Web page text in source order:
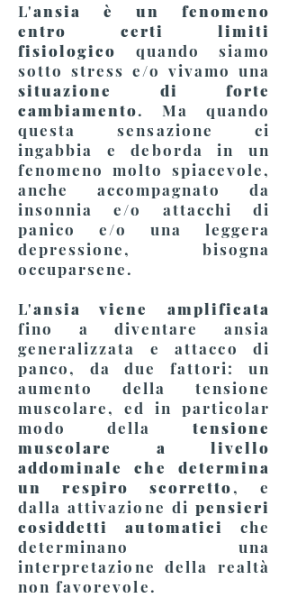
L'ansia è un fenomeno
entro certi limiti
fisiologico
quando siamo
sotto stress e/o vivamo una
situazione di forte
cambiamento. Ma quando
questa sensazione ci
ingabbia e deborda in un
fenomeno molto spiacevole,
anche accompagnato da
insonnia e/o attacchi di
panico e/o una leggera
depressione, bisogna
occuparsene.
L'ansia viene
amplificata
fino a diventare ansia
generalizzata e attacco di
panco, da due fattori: un
aumento della
tensione
muscolare, ed in particolar
modo della tensione
muscolare a livello
addominale che determina
un respiro scorretto, e
dalla attivazione di pensieri
cosiddetti automatici che
determinano una
interpretazione della realtà
non favorevole.